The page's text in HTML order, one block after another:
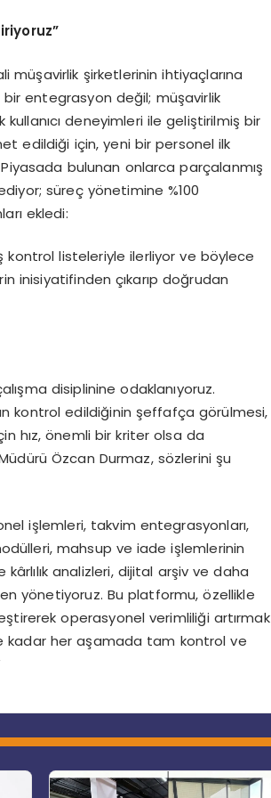
”
müşavirlik şirketlerinin ihtiyaçlarına
bir entegrasyon değil; müşavirlik
deneyimleri ile geliştirilmiş bir
edildiği için, yeni bir personel ilk
bulunan onlarca parçalanmış
süreç yönetimine %100
ekledi:
kontrol listeleriyle ilerliyor ve böylece
inisiyatifinden çıkarıp doğrudan
disiplinine odaklanıyoruz.
kontrol edildiğinin şeffafça görülmesi,
hız, önemli bir kriter olsa da
Özcan Durmaz, sözlerini şu
işlemleri, takvim entegrasyonları,
mahsup ve iade işlemlerinin
analizleri, dijital arşiv ve daha
yönetiyoruz. Bu platformu, özellikle
operasyonel verimliliği artırmak
kadar her aşamada tam kontrol ve